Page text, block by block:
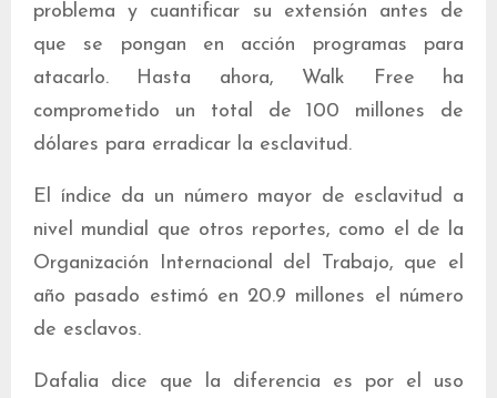
problema y cuantificar su extensión antes de
que se pongan en acción programas para
atacarlo. Hasta ahora, Walk Free ha
comprometido un total de 100 millones de
dólares para erradicar la esclavitud.
El índice da un número mayor de esclavitud a
nivel mundial que otros reportes, como el de la
Organización Internacional del Trabajo, que el
año pasado estimó en 20.9 millones el número
de esclavos.
Dafalia dice que la diferencia es por el uso